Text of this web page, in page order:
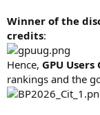
Winner of the
credits:
Hence, GPU Users
rankings and the